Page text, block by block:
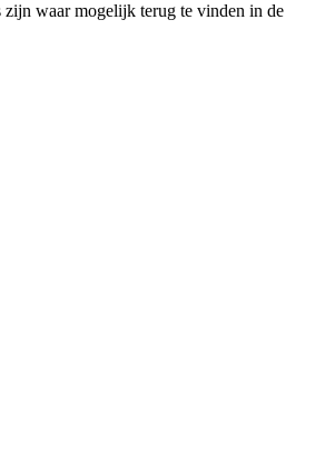
zijn waar mogelijk terug te vinden in de